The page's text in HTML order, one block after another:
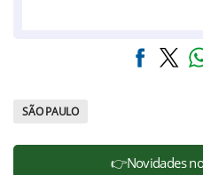
SÃO PAULO
👉Novidades